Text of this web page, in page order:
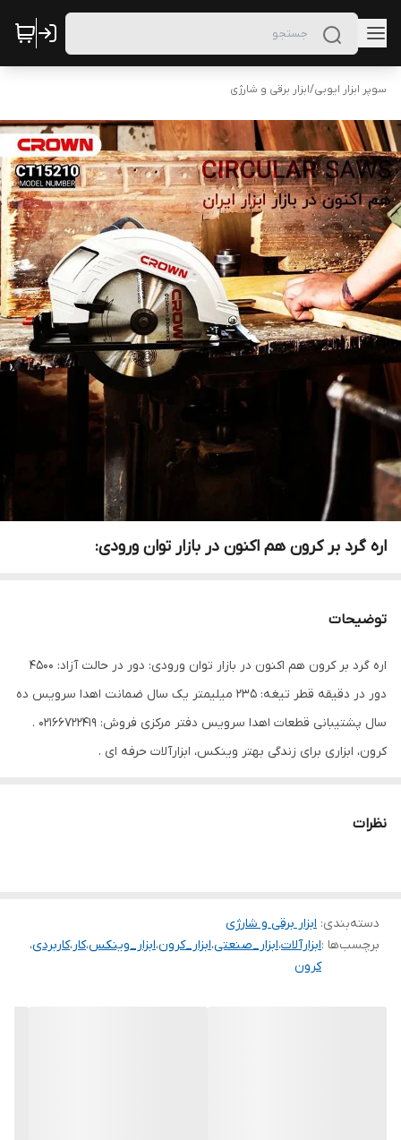
سوپر ابزار ایوبی/ابزار برقی و شارژی
اره گرد بر کرون هم اکنون در بازار توان ورودی:
توضیحات
اره گرد بر کرون هم اکنون در بازار توان ورودی: دور در حالت آزاد: 4500
دور در دقیقه قطر تیغه: 235 میلیمتر یک سال ضمانت اهدا سرویس ده
سال پشتیبانی قطعات اهدا سرویس دفتر مرکزی فروش: 02166722419 .
کرون، ابزاری برای زندگی بهتر وینکس، ابزارآلات حرفه ای .
نظرات
دسته‌بندی: ابزار برقی و شارژی
برچسب‌ها :ابزارآلات،ابزار_صنعتی،ابزار_کرون،ابزار_وینکس،کار،کاربردی،
کرون